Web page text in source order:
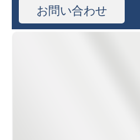
お問い合わせ